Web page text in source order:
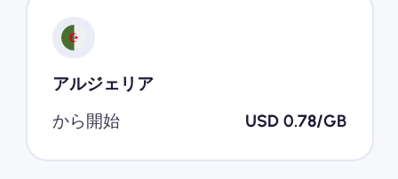
アルジェリア
から開始
USD 0.78/GB